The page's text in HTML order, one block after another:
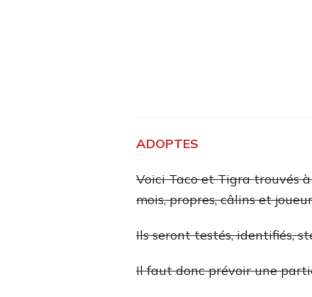
ADOPTES
Voici Taco et Tigra trouvés
mois, propres, câlins et
Ils seront testés, identifiés,
Il faut donc prévoir une